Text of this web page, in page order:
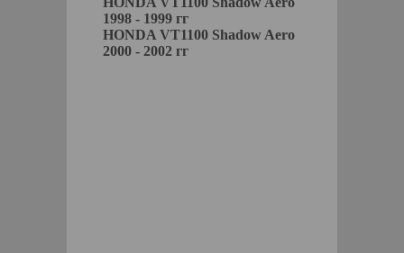
1998 - 1999 гг
HONDA VT1100 Shadow Aero
2000 - 2002 гг